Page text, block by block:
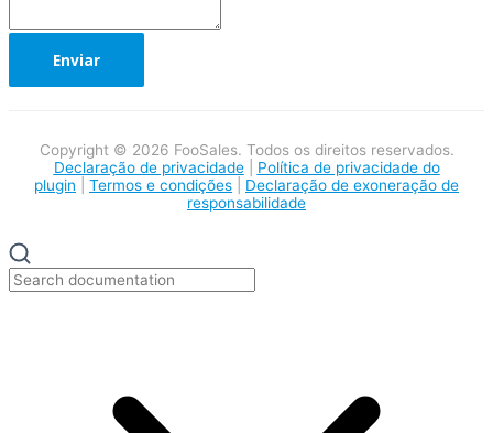
Copyright © 2026 FooSales. Todos os direitos reservados.
Declaração de privacidade| Política de privacidade do
plugin
Termos e condições
Declaração de exoneração de
responsabilidade